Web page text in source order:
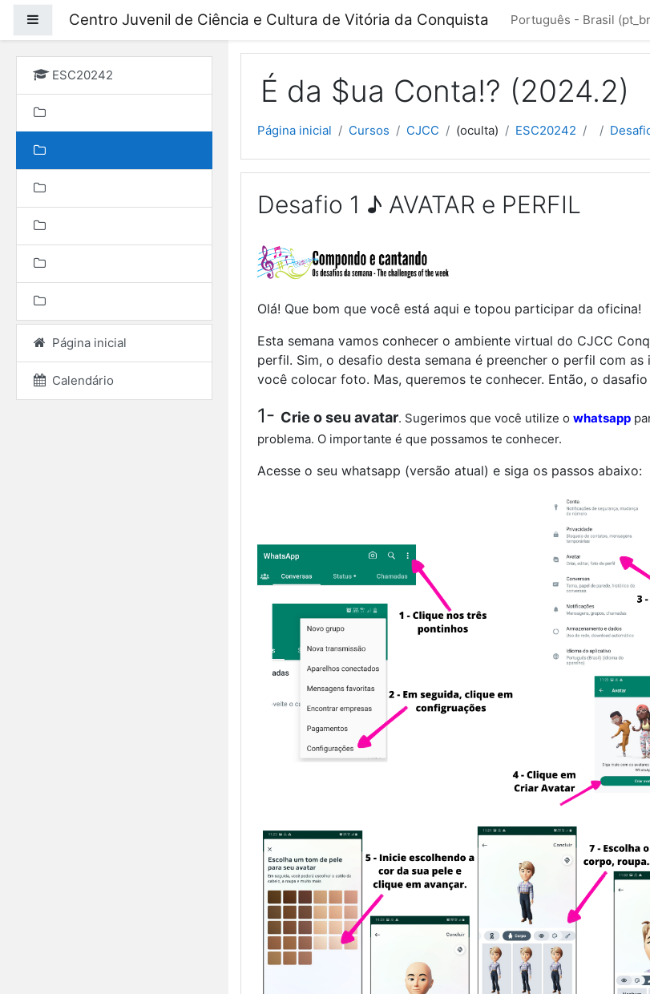
Painel lateral
Centro Juvenil de Ciência e Cultura de Vitória da Conquista Português - Brasil
ESC20242
Página inicial
Calendário
É da $ua Conta!? (2024.2)
Página inicial Cursos CJCC (oculta) ESC20242
Desafio 1 ♪ AVATAR e PERFIL
Olá! Que bom que você está aqui e topou participar da oficina!
Esta semana vamos conhecer o ambiente virtual do CJCC
perfil. Sim, o desafio desta semana é preencher o perfil com
você colocar foto. Mas, queremos te conhecer. Então, o
1- Crie o seu avatar. Sugerimos que você utilize o whatsapp
problema. O importante é que possamos te conhecer.
Acesse o seu whatsapp (versão atual) e siga os passos abaixo: